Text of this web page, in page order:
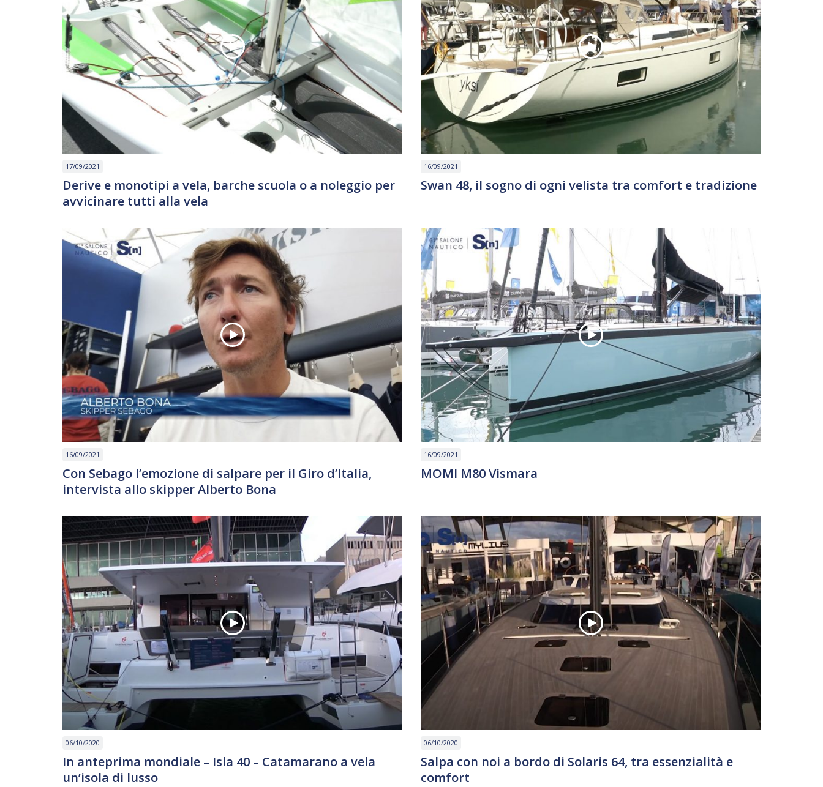
17/09/2021
Derive e monotipi a vela, barche scuola o a noleggio per
avvicinare tutti alla vela
16/09/2021
Swan 48, il sogno di ogni velista tra comfort e tradizione
16/09/2021
Con Sebago l’emozione di salpare per il Giro d’Italia,
intervista allo skipper Alberto Bona
16/09/2021
MOMI M80 Vismara
06/10/2020
In anteprima mondiale – Isla 40 – Catamarano a vela
un’isola di lusso
06/10/2020
Salpa con noi a bordo di Solaris 64, tra essenzialità e
comfort